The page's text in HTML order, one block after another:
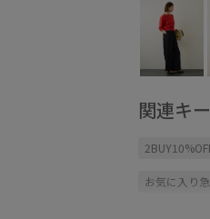
関連キ
お気に入り